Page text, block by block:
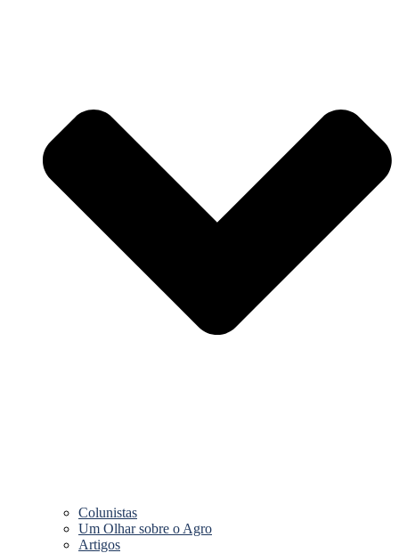
Colunistas
Um Olhar sobre o Agro
Artigos